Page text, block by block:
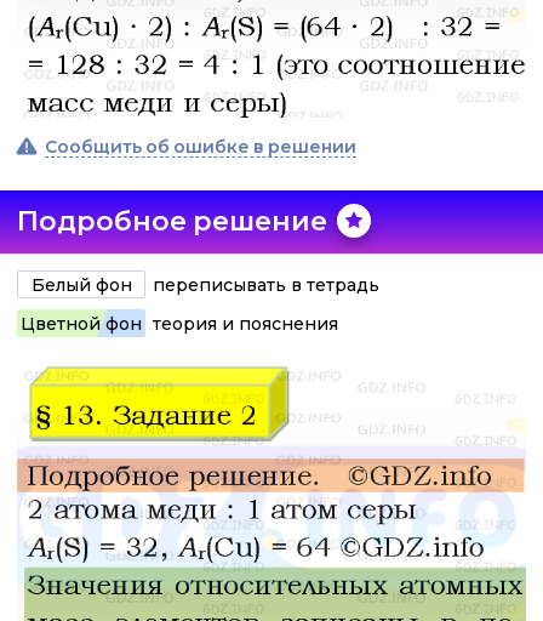
Сообщить об ошибке в решении
Подробное решение
Белый фон
переписывать в тетрадь
Цветной фон теория и пояснения